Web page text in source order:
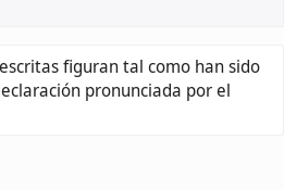
figuran tal como han sido
pronunciada por el